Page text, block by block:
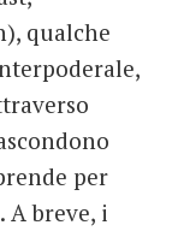
qualche
per
breve, i